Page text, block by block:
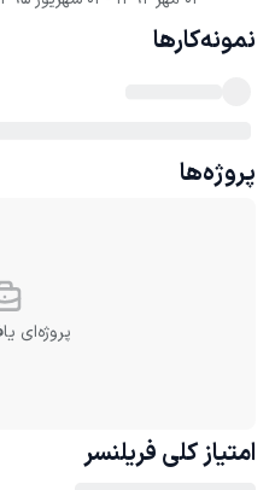
نمونه‌کارها
پروژه‌ها
پروژه‌ای
امتیاز کلی فریلنسر